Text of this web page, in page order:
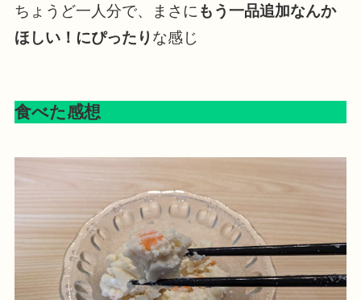
ちょうど一人分で、まさにもう一品追加なんか
ほしい！にぴったり な感じ
食べた感想